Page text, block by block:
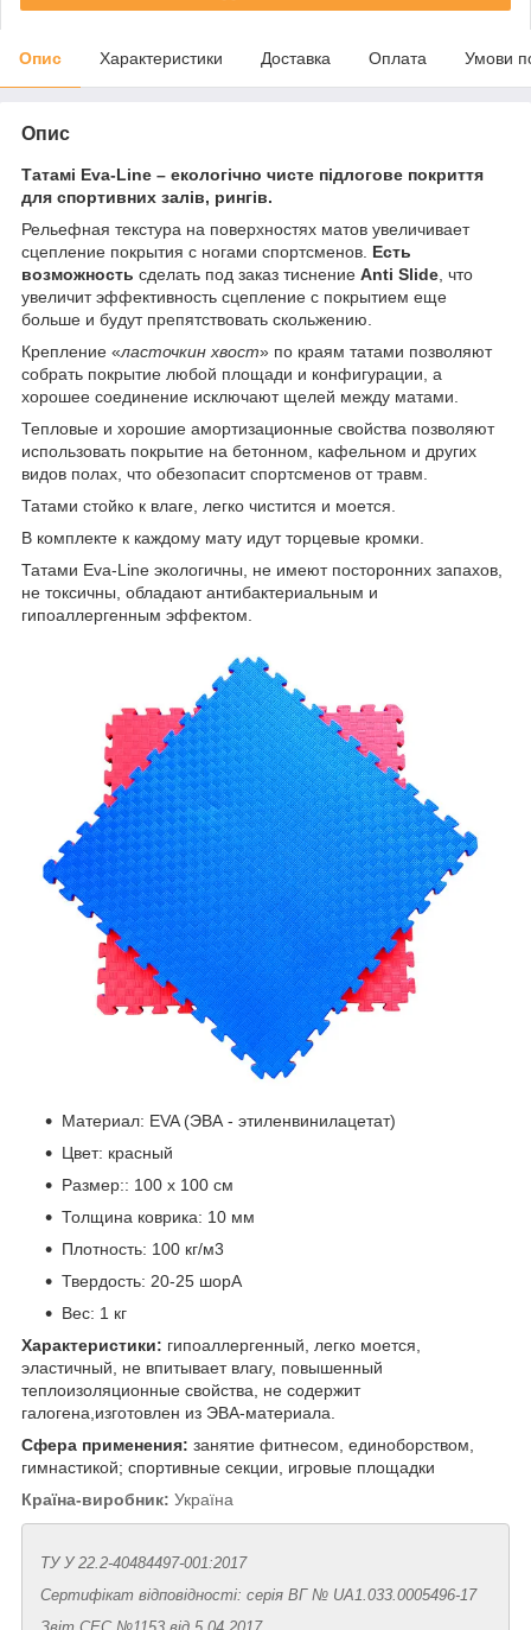
Опис Характеристики Доставка Оплата Умови
Опис
Татамі Eva-Line – екологічно чисте підлогове покриття
для спортивних залів, рингів.
Рельефная текстура на поверхностях матов увеличивает
сцепление покрытия с ногами спортсменов. Есть
возможность сделать под заказ тиснение Anti Slide , что
увеличит эффективность сцепление с покрытием еще
больше и будут препятствовать скольжению.
Крепление «ласточкин хвост» по краям татами позволяют
собрать покрытие любой площади и конфигурации, а
хорошее соединение исключают щелей между матами.
Тепловые и хорошие амортизационные свойства позволяют
использовать покрытие на бетонном, кафельном и других
видов полах, что обезопасит спортсменов от травм.
Татами стойко к влаге, легко чистится и моется.
В комплекте к каждому мату идут торцевые кромки.
Татами Eva-Line экологичны, не имеют посторонних запахов,
не токсичны, обладают антибактериальным и
гипоаллергенным эффектом.
Материал: EVA (ЭВА - этиленвинилацетат)
Цвет: красный
Размер:: 100 х 100 см
Толщина коврика: 10 мм
Плотность: 100 кг/м3
Твердость: 20-25 шорА
Вес: 1 кг
Характеристики: гипоаллергенный, легко моется,
эластичный, не впитывает влагу, повышенный
теплоизоляционные свойства, не содержит
галогена,изготовлен из ЭВА-материала.
Сфера применения: занятие фитнесом, единоборством,
гимнастикой; спортивные секции, игровые площадки
Країна-виробник: Україна
ТУ У 22.2-40484497-001:2017
Сертифікат відповідності: серія ВГ № UA1.033.0005496-17